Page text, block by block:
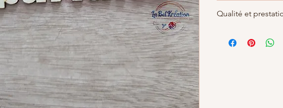
Dimensions :
Hauteur: 3 cm
Qualité et
réalisé le jour de la